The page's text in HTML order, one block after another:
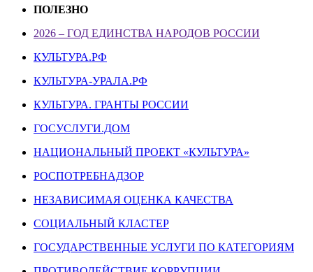
ПОЛЕЗНО
2026 – ГОД ЕДИНСТВА НАРОДОВ РОССИИ
КУЛЬТУРА.РФ
КУЛЬТУРА-УРАЛА.РФ
КУЛЬТУРА. ГРАНТЫ РОССИИ
ГОСУСЛУГИ.ДОМ
НАЦИОНАЛЬНЫЙ ПРОЕКТ «КУЛЬТУРА»
РОСПОТРЕБНАДЗОР
НЕЗАВИСИМАЯ ОЦЕНКА КАЧЕСТВА
СОЦИАЛЬНЫЙ КЛАСТЕР
ГОСУДАРСТВЕННЫЕ УСЛУГИ ПО КАТЕГОРИЯМ